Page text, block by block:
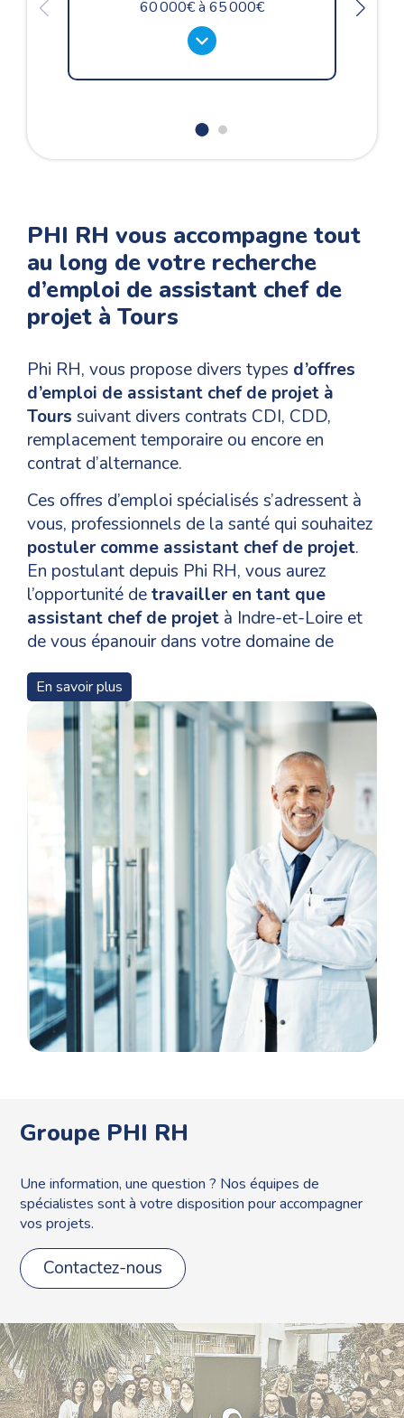
60 000 à 65 000
PHI RH vous accompagne tout
au long de votre recherche
d’emploi de assistant chef de
projet à Tours
Phi RH, vous propose divers types d’offres
d’emploi de assistant chef de projet à
Tours suivant divers contrats CDI, CDD,
remplacement temporaire ou encore en
contrat d’alternance.
Ces offres d’emploi spécialisés s’adressent à
vous, professionnels de la santé qui souhaitez
postuler comme assistant chef de projet.
En postulant depuis Phi RH, vous aurez
l’opportunité detravailler en tant que
assistant chef de projet à Indre-et-Loire et
de vous épanouir dans votre domaine de
Pour unrecrutement en tant que assistant
chef de projetà Tours, les niveaux de
formation, les qualifications et les
compétences nécessaires pour les candidats
varient en fonction des postes et Phi RH vous
accompagne tout au long de votre parcours
de votre candidature à l’annonce jusqu’à votre
prise de poste..
En savoir plus
Groupe PHI RH
Une information, une question ? Nos équipes de
spécialistes sont à votre disposition pour accompagner
vos projets.
Contactez-nous